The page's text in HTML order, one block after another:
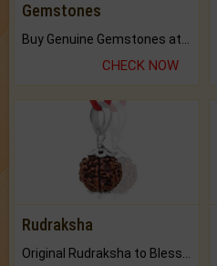
Gemstones
CHECK NOW
Rudraksha